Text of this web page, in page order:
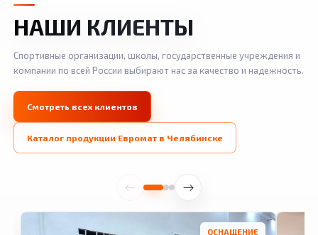
НАШИ КЛИЕНТЫ
Спортивные организации, школы, государственные учреждения и
компании по всей России выбирают нас за качество и надежность.
Смотреть всех клиентов
Каталог продукции Евромат в Челябинске
ОСНАЩЕНИЕ